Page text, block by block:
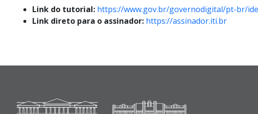
Link do tutorial: https://www.gov.br/governodigital/pt-br/
Link direto para o assinador: https://assinador.iti.br